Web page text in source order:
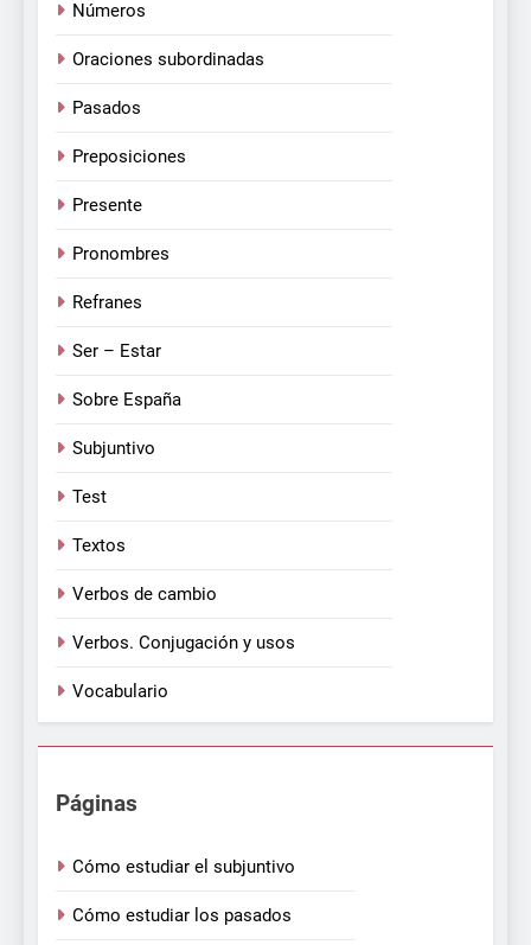
Números
Oraciones subordinadas
Pasados
Preposiciones
Presente
Pronombres
Refranes
Ser – Estar
Sobre España
Subjuntivo
Test
Textos
Verbos de cambio
Verbos. Conjugación y usos
Vocabulario
Páginas
Cómo estudiar el subjuntivo
Cómo estudiar los pasados